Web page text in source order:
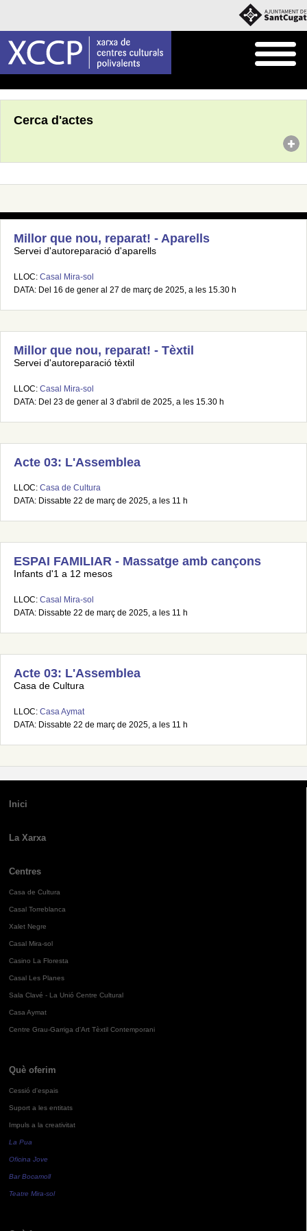
Cerca d'actes
Millor que nou, reparat! - Aparells
Servei d'autoreparació d'aparells
LLOC: Casal Mira-sol
DATA: Del 16 de gener al 27 de març de 2025, a les 15.30 h
Millor que nou, reparat! - Tèxtil
Servei d'autoreparació tèxtil
LLOC: Casal Mira-sol
DATA: Del 23 de gener al 3 d'abril de 2025, a les 15.30 h
Acte 03: L'Assemblea
LLOC: Casa de Cultura
DATA: Dissabte 22 de març de 2025, a les 11 h
ESPAI FAMILIAR - Massatge amb cançons
Infants d'1 a 12 mesos
LLOC: Casal Mira-sol
DATA: Dissabte 22 de març de 2025, a les 11 h
Acte 03: L'Assemblea
Casa de Cultura
LLOC: Casa Aymat
DATA: Dissabte 22 de març de 2025, a les 11 h
Inici
La Xarxa
Centres
Casa de Cultura
Casal Torreblanca
Xalet Negre
Casal Mira-sol
Casino La Floresta
Casal Les Planes
Sala Clavé - La Unió Centre Cultural
Casa Aymat
Centre Grau-Garriga d'Art Tèxtil Contemporani
Què oferim
Cessió d'espais
Suport a les entitats
Impuls a la creativitat
La Pua
Oficina Jove
Bar Bocamoll
Teatre Mira-sol